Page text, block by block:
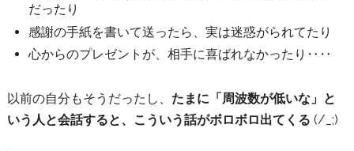
だったり
感謝の手紙を書いて送ったら、実は迷惑がられてたり
心からのプレゼントが、相手に喜ばれなかったり‥‥
以前の自分もそうだったし、 たまに「周波数が低いな」と
いう人と会話すると、こういう話がボロボロ出てくる (/_;)